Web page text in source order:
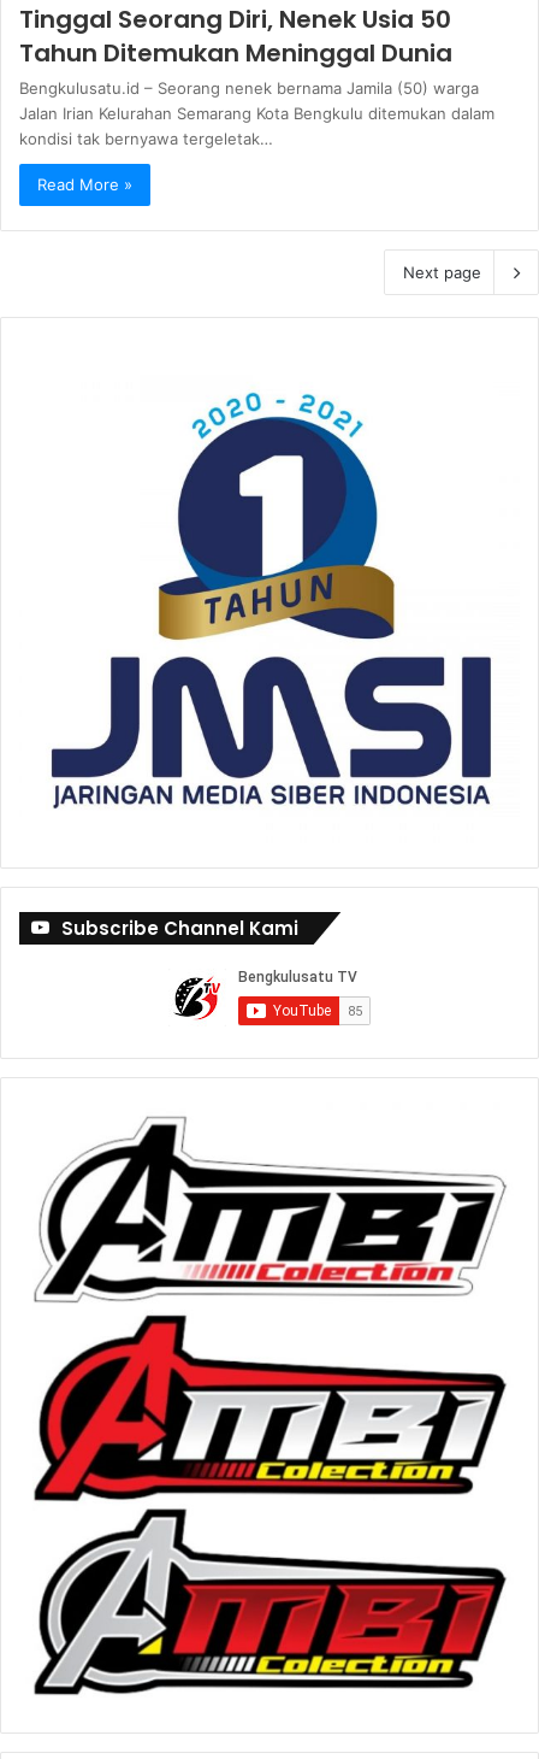
Tinggal Seorang Diri, Nenek Usia 50
Tahun Ditemukan Meninggal Dunia
Bengkulusatu.id – Seorang nenek bernama Jamila (50) warga
Jalan Irian Kelurahan Semarang Kota Bengkulu ditemukan dalam
kondisi tak bernyawa tergeletak…
Read More »
Next page
Subscribe Channel Kami